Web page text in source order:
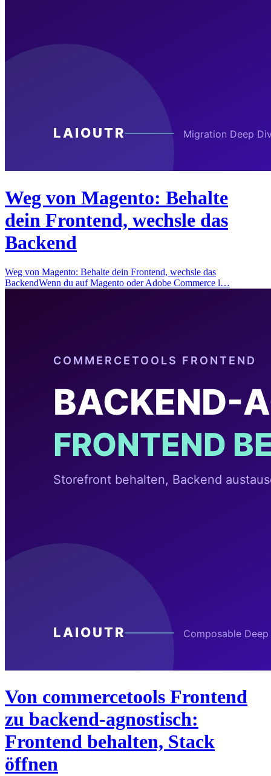
Weg von Magento: Behalte
dein Frontend, wechsle das
Backend
Weg von Magento: Behalte dein Frontend, wechsle das
BackendWenn du auf Magento oder Adobe Commerce l…
Von commercetools Frontend
zu backend-agnostisch:
Frontend behalten, Stack
öffnen